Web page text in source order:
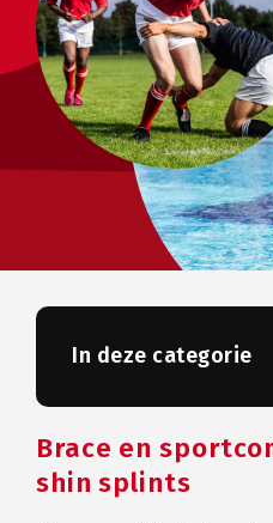
In deze categorie
Brace en
shin splints